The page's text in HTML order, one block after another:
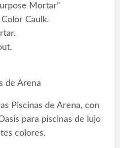
Mortar”
Caulk.
de Arena
Piscinas de Arena, con
para piscinas de lujo
colores.